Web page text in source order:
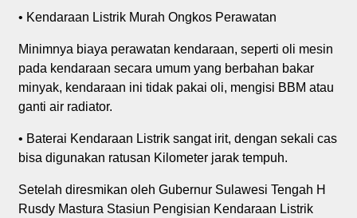
• Kendaraan Listrik Murah Ongkos Perawatan
Minimnya biaya perawatan kendaraan, seperti oli mesin
pada kendaraan secara umum yang berbahan bakar
minyak, kendaraan ini tidak pakai oli, mengisi BBM atau
ganti air radiator.
• Baterai Kendaraan Listrik sangat irit, dengan sekali cas
bisa digunakan ratusan Kilometer jarak tempuh.
Setelah diresmikan oleh Gubernur Sulawesi Tengah H
Rusdy Mastura Stasiun Pengisian Kendaraan Listrik